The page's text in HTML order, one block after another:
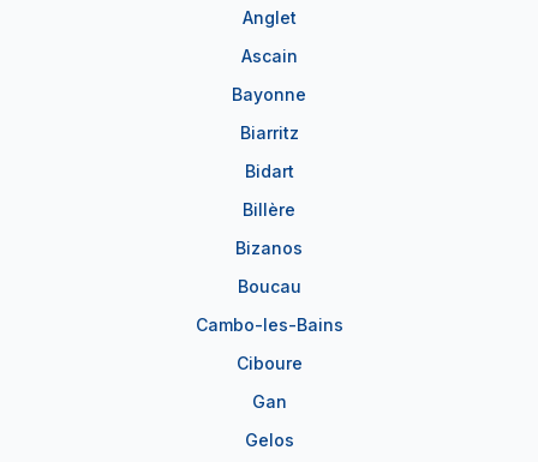
Anglet
Ascain
Bayonne
Biarritz
Bidart
Billère
Bizanos
Boucau
Cambo-les-Bains
Ciboure
Gan
Gelos